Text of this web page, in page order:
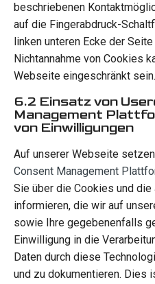
beschriebenen
auf die Fingerabdruck-
linken unteren Ecke der
Nichtannahme von Cookies
Webseite eingeschränkt sein.
6.2 Einsatz von
Management
von Einwilligungen
Auf unserer Webseite
Consent Management
Sie über die Cookies und
informieren, die wir auf
sowie Ihre gegebenenfalls
Einwilligung in die
Daten durch diese
und zu dokumentieren. Dies